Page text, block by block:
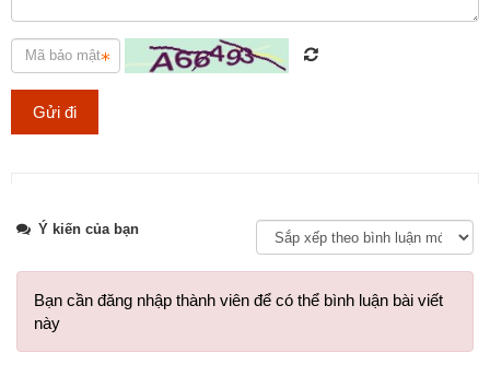
Ý kiến của bạn
Bạn cần đăng nhập thành viên để có thể bình luận bài viết
này
Thi công hạng mục đá lát nền cho cách công trình, đảm bảo chất